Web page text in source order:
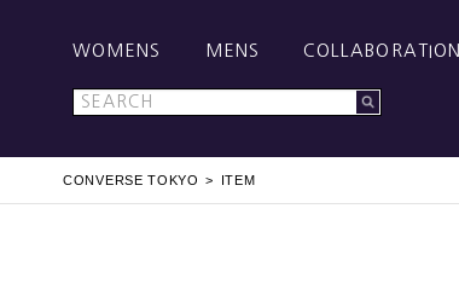
WOMENS MENS COLLABORATION
CONVERSE TOKYO ITEM